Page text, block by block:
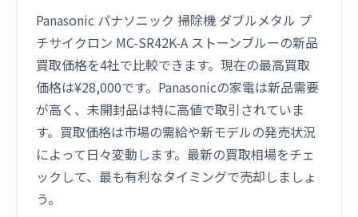
Panasonic パナソニック 掃除機 ダブルメタル プ
チサイクロン MC-SR42K-A ストーンブルーの新品
買取価格を4社で比較できます。現在の最高買取
価格は¥28,000です。Panasonicの家電は新品需要
が高く、未開封品は特に高値で取引されていま
す。買取価格は市場の需給や新モデルの発売状況
によって日々変動します。最新の買取相場をチェ
ックして、最も有利なタイミングで売却しましょ
う。